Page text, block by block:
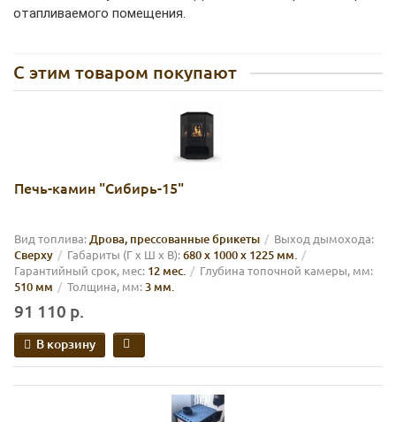
отапливаемого помещения.
С этим товаром покупают
Печь-камин "Сибирь-15"
Вид топлива:Дрова, прессованные брикеты Выход дымохода:
Сверху Габариты (Г х Ш х В):680 х 1000 х 1225 мм.
Гарантийный срок, мес: 12 мес. Глубина топочной камеры, мм:
510 мм Толщина, мм:3 мм.
91 110 р.
В корзину